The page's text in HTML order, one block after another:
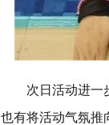
次日活动进一
也有将活动气氛推